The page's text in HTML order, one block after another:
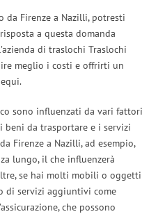
da Firenze a Nazilli, potresti
a questa domanda
di traslochi Traslochi
meglio i costi e offrirti un
sono influenzati da vari fattori
beni da trasportare e i servizi
Firenze a Nazilli, ad esempio,
lungo, il che influenzerà
se hai molti mobili o oggetti
di servizi aggiuntivi come
che possono